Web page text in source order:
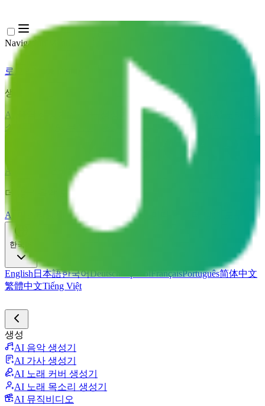
Navigation Menu
로그인
생성
AI 음악 생성기 AI 노래 커버 생성기
소리 생성기
AI 보컬 리무버 AI 음원 분리
더 많은 음악 도구
AI 마스터링 AI 미디 시퀀서 AI 악보 미디 변환
한국어
English 日本語한국어Deutsch EspañolFrançaisPortuguês简体中文
繁體中文Tiếng Việt
생성
AI 음악 생성기
AI 가사 생성기
AI 노래 커버 생성기
AI 노래 목소리 생성기
AI 뮤직비디오